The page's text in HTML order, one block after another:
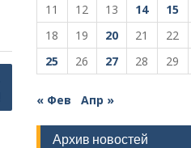
11
12 13 14 15
18
19 20 21 22
25
26 27 28 29
« Фев Апр »
Архив новостей